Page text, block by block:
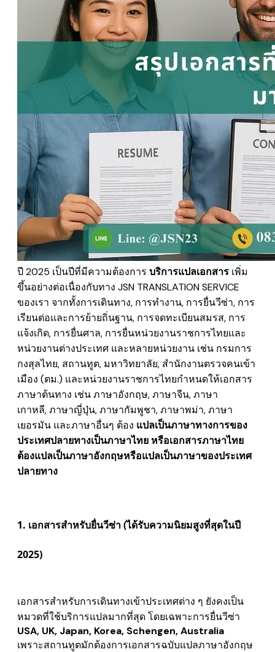
ปี 2025 เป็นปีที่มีความต้องการ บริการแปลเอกสาร เพิ่ม
ขึ้นอย่างต่อเนื่องกับทาง JSN TRANSLATION SERVICE
ของเรา จากทั้งการเดินทาง, การทำงาน, การยื่นวีซ่า, การ
เรียนต่อและการย้ายถิ่นฐาน, การจดทะเบียนสมรส, การ
แจ้งเกิด, การยื่นศาล, การยื่นหน่วยงานราชการไทยและ
หน่วยงานต่างประเทศ และหลายหน่วยงาน เช่น กรมการ
กงสุลไทย, สถานทูต, มหาวิทยาลัย, สำนักงานตรวจคนเข้า
เมือง (ตม.) และหน่วยงานราชการไทยกำหนดให้เอกสาร
ภาษาต้นทาง เช่นภาษาอังกฤษ,ภาษาจีน,ภาษา
เกาหลี, ภาษาญี่ปุ่น, ภาษากัมพูชา, ภาษาพม่า, ภาษา
เยอรมัน และภาษาอื่นๆ ต้อง แปลเป็นภาษาทางการของ
ประเทศปลายทางเป็นภาษาไทย หรือเอกสารภาษาไทย
ต้องแปลเป็นภาษาอังกฤษหรือแปลเป็นภาษาของประเทศ
ปลายทาง
1. เอกสารสำหรับยื่นวีซ่า (ได้รับความนิยมสูงที่สุดในปี
2025)
เอกสารสำหรับการเดินทางเข้าประเทศต่าง ๆ ยังคงเป็น
หมวดที่ใช้บริการแปลมากที่สุด โดยเฉพาะการยื่นวีซ่า
USA, UK, Japan, Korea, Schengen, Australia
เพราะสถานทูตมักต้องการเอกสารฉบับแปลภาษาอังกฤษ